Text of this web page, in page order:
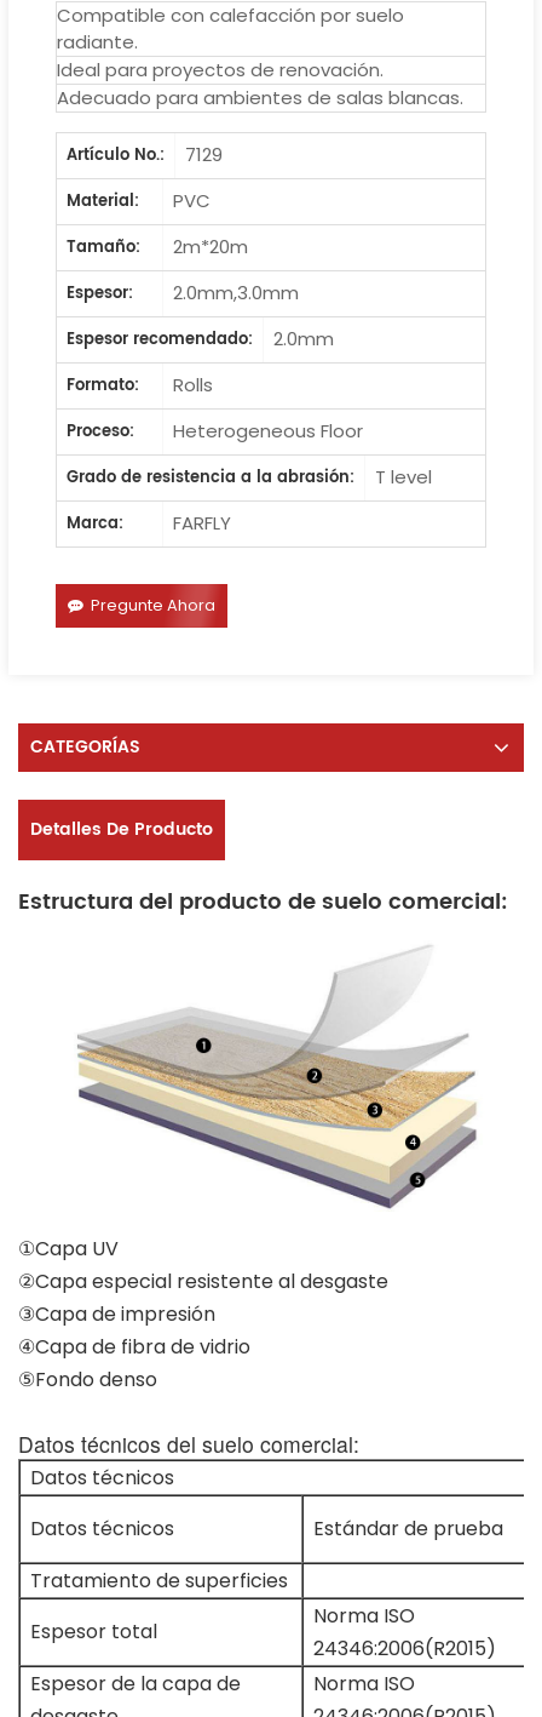
Compatible con calefacción por suelo
radiante.
Ideal para proyectos de renovación.
Adecuado para ambientes de salas blancas.
Artículo No.:
7129
Material:
PVC
Tamaño:
2m*20m
Espesor:
2.0mm,3.0mm
Espesor recomendado:
2.0mm
Formato:
Rolls
Proceso:
Heterogeneous Floor
Grado de resistencia a la abrasión:
T level
Marca:
FARFLY
Pregunte Ahora
CATEGORÍAS
Detalles De Producto
Estructura del producto de suelo comercial:
①Capa UV
②Capa especial resistente al desgaste
③Capa de impresión
④Capa de fibra de vidrio
⑤Fondo denso
Datos técnicos del suelo comercial:
Datos técnicos
Datos técnicos
Estándar de prueba
Tratamiento de superficies
Espesor total
Norma ISO
24346:2006(R2015)
Espesor de la capa de
Norma ISO